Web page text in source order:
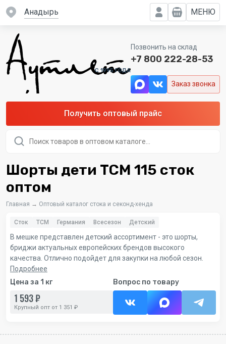
Анадырь МЕНЮ
C 1995 ГОДА
Позвонить на склад
+7 800 222-28-53
Заказ звонка
Получить оптовый прайс
товаров
Шорты дети TCM 115 сток
оптом
Главная → Оптовый каталог стока и секонд-хенда
Сток TCM Германия Всесезон Детский
В мешке представлен детский ассортимент - это шорты,
бриджи актуальных европейских брендов высокого
качества. Отлично подойдет для закупки на любой сезон.
Подробнее
Цена за 1 кг
1 593 ₽
Крупный опт от 1 351 ₽
Вопрос по товару